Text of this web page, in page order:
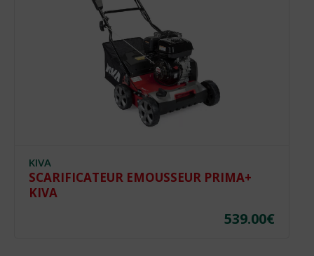
produit
KIVA
SCARIFICATEUR EMOUSSEUR PRIMA+
KIVA
539.00€